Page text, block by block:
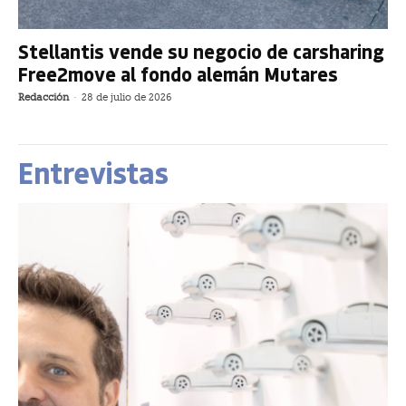
Stellantis vende su negocio de carsharing
Free2move al fondo alemán Mutares
Redacción - 28 de julio de 2026
Entrevistas